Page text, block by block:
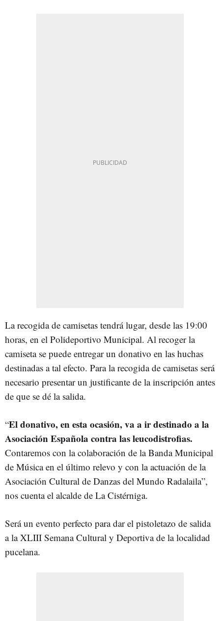
La recogida de camisetas tendrá lugar, desde las 19:00
horas, en el Polideportivo Municipal. Al recoger la
camiseta se puede entregar un donativo en las huchas
destinadas a tal efecto. Para la recogida de camisetas será
necesario presentar un justificante de la inscripción antes
de que se dé la salida.
“El donativo, en esta ocasión, va a ir destinado a la
Asociación Española contra las leucodistrofias.
Contaremos con la colaboración de la Banda Municipal
de Música en el último relevo y con la actuación de la
Asociación Cultural de Danzas del Mundo Radalaila”,
nos cuenta el alcalde de La Cistérniga.
Será un evento perfecto para dar el pistoletazo de salida
a la XLIII Semana Cultural y Deportiva de la localidad
pucelana.